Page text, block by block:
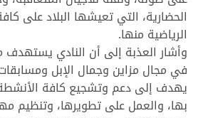
الحضارية، التي تعيشها البلاد على
الرياضية منها.
وأشار العذبة إلى أن النادي يستهدف
في مجال مزاين وجمال الإبل
يهدف إلى دعم وتشجيع كافة الأنشطة
بها، والعمل على تطويرها، وتنظيم